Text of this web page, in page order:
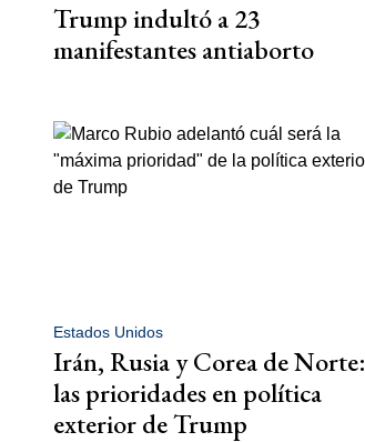
Trump indultó a 23
manifestantes antiaborto
Estados Unidos
Irán, Rusia y Corea de Norte:
las prioridades en política
exterior de Trump